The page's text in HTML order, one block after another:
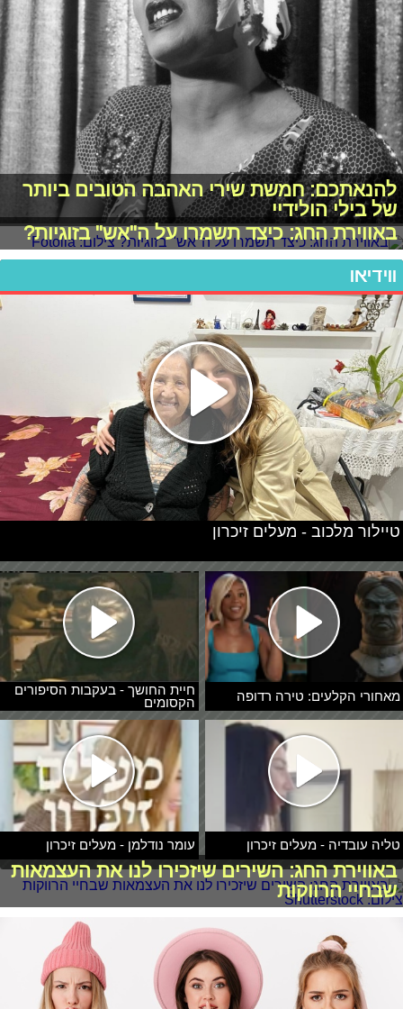
להנאתכם: חמשת שירי האהבה הטובים ביותר
של בילי הולידיי
באווירת החג: כיצד תשמרו על ה"אש" בזוגיות?
ווידיאו
מאחורי הקלעים: טירה רדופה
חיית החושך - בעקבות הסיפורים
הקסומים
טליה עובדיה - מעלים זיכרון עומר נודלמן - מעלים זיכרון
טיילור מלכוב - מעלים זיכרון
באווירת החג: השירים שיזכירו לנו את העצמאות
שבחיי הרווקות